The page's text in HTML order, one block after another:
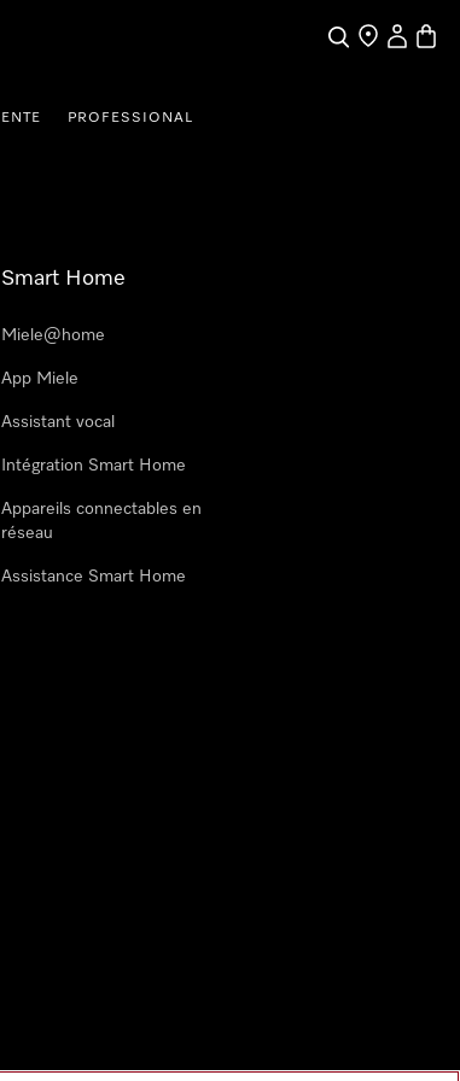
SearchFind a store
My
PROFESSIONAL
Smart Home
Miele@home
App Miele
Assistant vocal
Intégration Smart Home
Appareils connectables en
réseau
Assistance Smart Home